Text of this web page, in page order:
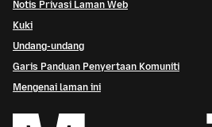
Notis Privasi Laman Web
Kuki
Undang-undang
Garis Panduan Penyertaan Komuniti
Mengenai laman ini